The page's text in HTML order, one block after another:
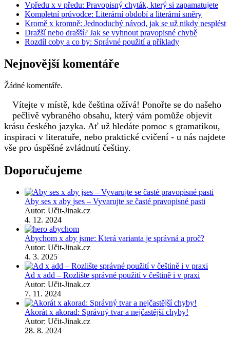
Vpředu x v předu: Pravopisný chyták, který si zapamatujete
Kompletní průvodce: Literární období a literární směry
Kromě x kromně: Jednoduchý návod, jak se už nikdy nesplést
Dražší nebo drašší? Jak se vyhnout pravopisné chybě
Rozdíl coby a co by: Správné použití a příklady
Nejnovější komentáře
Žádné komentáře.
Vítejte v místě, kde čeština ožívá! Ponořte se do našeho
pečlivě vybraného obsahu, který vám pomůže objevit
krásu českého jazyka. Ať už hledáte pomoc s gramatikou,
inspiraci v literatuře, nebo praktické cvičení - u nás najdete
vše pro úspěšné zvládnutí češtiny.
Doporučujeme
Aby ses x aby jses – Vyvarujte se časté pravopisné pasti
Autor: Učit-Jinak.cz
4. 12. 2024
Abychom x aby jsme: Která varianta je správná a proč?
Autor: Učit-Jinak.cz
4. 3. 2025
Ad x add – Rozlište správné použití v češtině i v praxi
Autor: Učit-Jinak.cz
7. 11. 2024
Akorát x akorad: Správný tvar a nejčastější chyby!
Autor: Učit-Jinak.cz
28. 8. 2024